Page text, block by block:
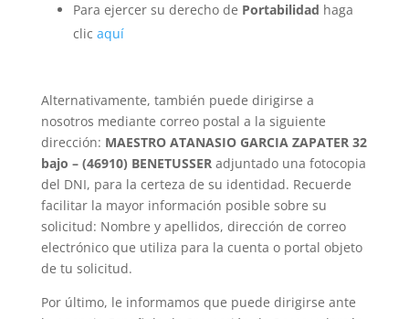
Para ejercer su derecho de Portabilidad haga
clic aquí
Alternativamente, también puede dirigirse a
nosotros mediante correo postal a la siguiente
dirección: MAESTRO ATANASIO GARCIA ZAPATER 32
bajo – (46910) BENETUSSERadjuntado una fotocopia
del DNI, para la certeza de su identidad. Recuerde
facilitar la mayor información posible sobre su
solicitud: Nombre y apellidos, dirección de correo
electrónico que utiliza para la cuenta o portal objeto
de tu solicitud.
Por último, le informamos que puede dirigirse ante